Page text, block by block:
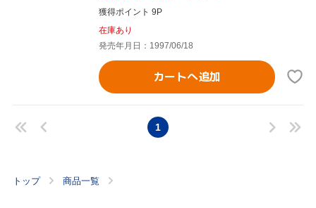
獲得ポイント 9P
在庫あり
発売年月日：1997/06/18
カートへ追加
1
トップ 商品一覧